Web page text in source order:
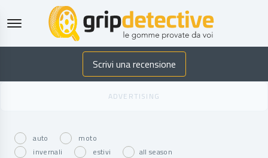
GripDetective
Scrivi una recensione
auto
moto
invernali
estivi all season